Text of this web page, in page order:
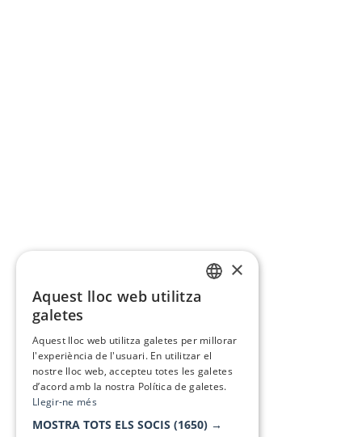
×
Aquest lloc web utilitza
galetes
Aquest lloc web utilitza galetes per millorar
l'experiència de l'usuari. En utilitzar el
nostre lloc web, accepteu totes les galetes
d’acord amb la nostra Política de galetes.
Llegir-ne més
MOSTRA TOTS ELS SOCIS (1650) →